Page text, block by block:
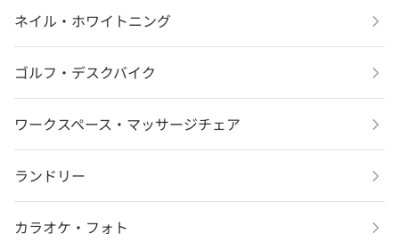
ネイル・ホワイトニング
ゴルフ・デスクバイク
ワークスペース・マッサージチェア
ランドリー
カラオケ・フォト